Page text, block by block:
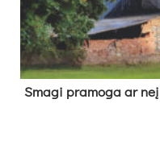
Sma­gi pra­mo­ga ar